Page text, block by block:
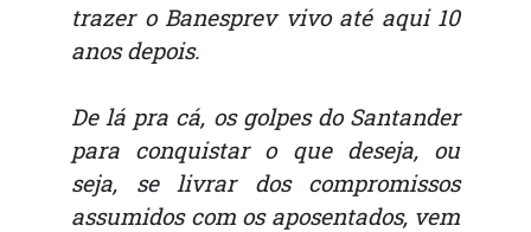
trazer o Banesprev vivo até aqui 10
anos depois.
De lá pra cá, os golpes do Santander
para conquistar o que deseja, ou
seja, se livrar dos compromissos
assumidos com os aposentados, vem